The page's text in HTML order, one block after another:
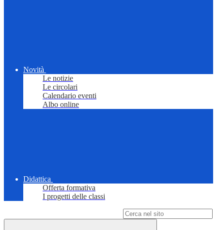
Novità
Le notizie
Le circolari
Calendario eventi
Albo online
Didattica
Offerta formativa
I progetti delle classi